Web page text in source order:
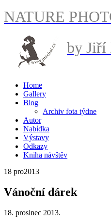
NATURE
by Jiří
Home
Gallery
Blog
Archiv fota týdne
Autor
Nabídka
Výstavy
Odkazy
Kniha návštěv
18 pro2013
Vánoční dárek
18. prosinec 2013.